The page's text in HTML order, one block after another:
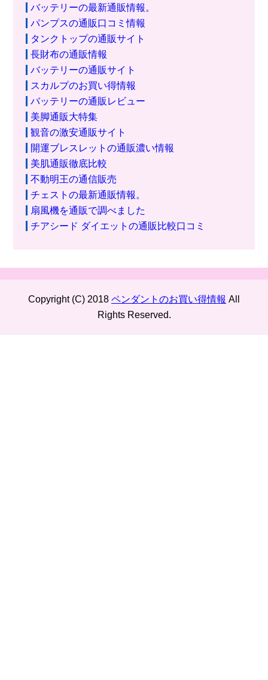
バッテリーの最新通販情報。
パンプスの通販口コミ情報
タンクトップの通販サイト
長財布の通販情報
バッテリーの通販サイト
スカルプのお買い得情報
バッテリーの通販レビュー
美脚通販大特集
観音の激安通販サイト
開運ブレスレットの通販濃い情報
美肌通販徹底比較
不動明王の通信販売
チェストの最新通販情報。
扇風機を通販で調べました
チアシード ダイエットの通販比較口コミ
Copyright (C) 2018 ペンダントのお買い得情報 All
Rights Reserved.